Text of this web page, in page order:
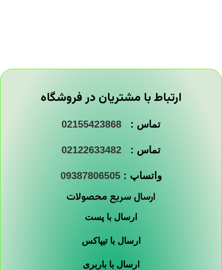
ارتباط با مشتریان در فروشگاه
تماس : 02155423868
تماس : 02122633482
واتساپ :09387806505
ارسال سریع محصولات
ارسال با پست
ارسال با تیپاکس
ارسال با باربری